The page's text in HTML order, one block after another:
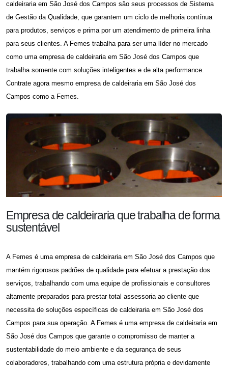
caldeiraria em São José dos Campos são seus processos de Sistema
de Gestão da Qualidade, que garantem um ciclo de melhoria contínua
para produtos, serviços e prima por um atendimento de primeira linha
para seus clientes. A Femes trabalha para ser uma líder no mercado
como uma empresa de caldeiraria em São José dos Campos que
trabalha somente com soluções inteligentes e de alta performance.
Contrate agora mesmo empresa de caldeiraria em São José dos
Campos como a Femes.
Empresa de caldeiraria que trabalha de forma
sustentável
A Femes é uma empresa de caldeiraria em São José dos Campos que
mantém rigorosos padrões de qualidade para efetuar a prestação dos
serviços, trabalhando com uma equipe de profissionais e consultores
altamente preparados para prestar total assessoria ao cliente que
necessita de soluções específicas de caldeiraria em São José dos
Campos para sua operação. A Femes é uma empresa de caldeiraria em
São José dos Campos que garante o compromisso de manter a
sustentabilidade do meio ambiente e da segurança de seus
colaboradores, trabalhando com uma estrutura própria e devidamente